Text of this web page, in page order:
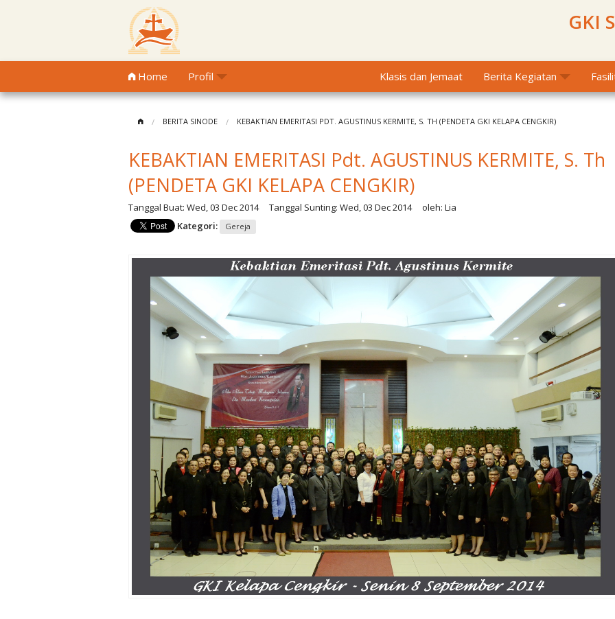
GKI
Home Profil Klasis dan Jemaat Berita Kegiatan
BERITA SINODE KEBAKTIAN EMERITASI PDT. AGUSTINUS KERMITE, S. TH (PENDETA GKI KELAPA CENGKIR)
KEBAKTIAN EMERITASI Pdt. AGUSTINUS KERMITE, S. Th
(PENDETA GKI KELAPA CENGKIR)
Tanggal Buat: Wed, 03 Dec 2014Tanggal Sunting: Wed, 03 Dec 2014oleh: Lia
Kategori:
Gereja